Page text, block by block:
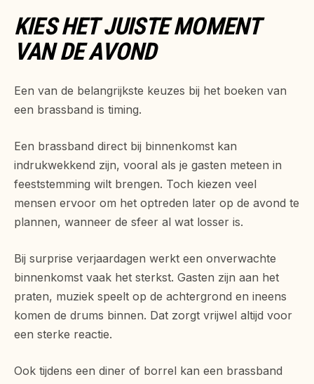
KIES HET JUISTE MOMENT
VAN DE AVOND
Een van de belangrijkste keuzes bij het boeken van
een brassband is timing.
Een brassband direct bij binnenkomst kan
indrukwekkend zijn, vooral als je gasten meteen in
feeststemming wilt brengen. Toch kiezen veel
mensen ervoor om het optreden later op de avond te
plannen, wanneer de sfeer al wat losser is.
Bij surprise verjaardagen werkt een onverwachte
binnenkomst vaak het sterkst. Gasten zijn aan het
praten, muziek speelt op de achtergrond en ineens
komen de drums binnen. Dat zorgt vrijwel altijd voor
een sterke reactie.
Ook tijdens een diner of borrel kan een brassband